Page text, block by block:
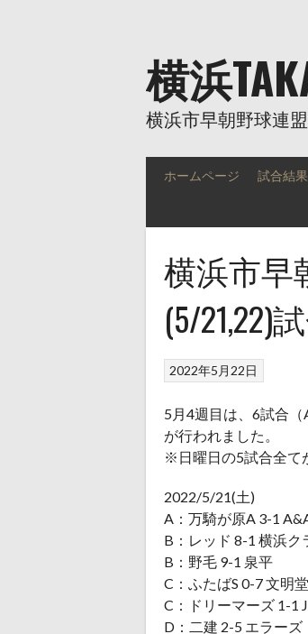
横浜
横浜市早朝野球連
ホームページ 試合結果
横浜市
(5/21,22)
2022年5月22日
5月4週目は、6試合（
が行われました。
※日曜日の5試合全て
2022/5/21(土)
A：万騎が原A 3-1
B：レッド 8-1 横浜ク
B：野毛 9-1 泉平
C：ふたばS 0-7 文明堂
C：ドリーマーズ 1-1
D：二建 2-5 エラーズ